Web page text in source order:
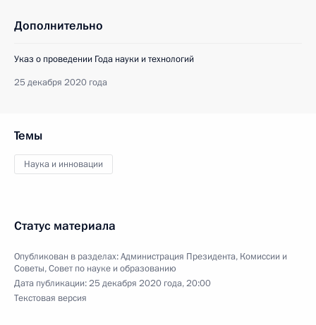
Дополнительно
Указ о проведении Года науки и технологий
25 декабря 2020 года
Темы
Наука и инновации
Статус материала
Опубликован в разделах:Администрация Президента, Комиссии и
Советы,Совет по науке и образованию
Дата публикации:25 декабря 2020 года, 20:00
Текстовая версия